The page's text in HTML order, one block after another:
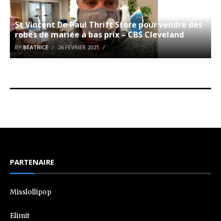
St Vincent De Paul Thrift Store pour vendre des
robes de mariée à bas prix – CBS Cleveland
BYBÉATRICE 26 FÉVRIER 2021
PARTENAIRE
Misslollipop
Elimit